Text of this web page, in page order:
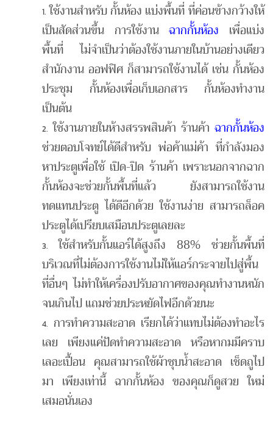
ใช้งานสำหรับ กั้นห้อง แบ่งพื้นที่ ที่ค่อนข้างกว้างให้
เป็นสัดส่วนขึ้น การใช้งานฉากกั้นห้อง เพื่อแบ่ง
พื้นที่ ไม่จำเป็นว่าต้องใช้งานภายในบ้านอย่างเดียว
สำนักงาน ออฟฟิศ ก็สามารถใช้งานได้ เช่น กั้นห้อง
ประชุม กั้นห้องเพื่อเก็บเอกสาร กั้นห้องทำงาน
เป็นต้น
ใช้งานภายในห้างสรรพสินค้า ร้านค้า ฉากกั้นห้อง
ช่วยตอบโจทย์ได้ดีสำหรับ พ่อค้าแม่ค้า ที่กำลังมอง
หาประตูเพื่อใช้ เปิด-ปิด ร้านค้า เพราะนอกจากฉาก
กั้นห้องจะช่วยกั้นพื้นที่แล้ว ยังสามารถใช้งาน
ทดแทนประตู ได้ดีอีกด้วย ใช้งานง่าย สามารถล็อค
ประตูได้เปรียบเสมือนประตูเลยละ
ใช้สำหรับกั้นแอร์ได้สูงถึง 88% ช่วยกั้นพื้นที่
บริเวณที่ไม่ต้องการใช้งานไม่ให้แอร์กระจายไปสู่พื้น
ที่อื่นๆ ไม่ทำให้เครื่องปรับอากาศของคุณทำงานหนัก
จนเกินไป แถมช่วยประหยัดไฟอีกด้วยนะ
การทำความสะอาด เรียกได้ว่าแทบไม่ต้องทำอะไร
เลย เพียงแค่ปัดทำความสะอาด หรือหากมมีคราบ
เลอะเปื้อน คุณสามารถใช้ผ้าชุบน้ำสะอาด เช็ดถูไป
มา เพียงเท่านี้ ฉากกั้นห้อง ของคุณก็ดูสวย ใหม่
เสมอนั่นเอง